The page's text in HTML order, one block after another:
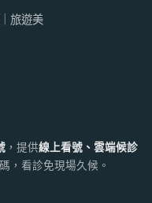
旅遊美
，提供線上看號、雲端候診
看診免現場久候。